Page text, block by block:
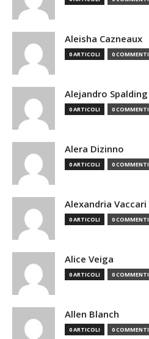
Aleisha Cazneaux
0 ARTICOLI 0 COMMENTI
Alejandro Spalding
0 ARTICOLI 0 COMMENTI
Alera Dizinno
0 ARTICOLI 0 COMMENTI
Alexandria Vaccari
0 ARTICOLI 0 COMMENTI
Alice Veiga
0 ARTICOLI 0 COMMENTI
Allen Blanch
0 ARTICOLI 0 COMMENTI